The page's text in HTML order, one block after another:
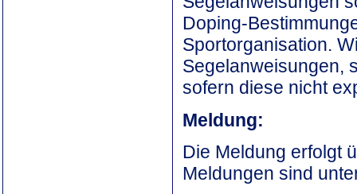
Doping-
Sportorganisation.
Segelanweisungen,
sofern diese nicht
Meldung:
Die Meldung erfolgt
Meldungen sind